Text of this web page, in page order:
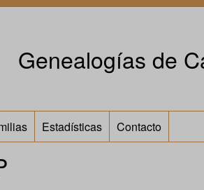
Genealogías de
Estadísticas Contacto